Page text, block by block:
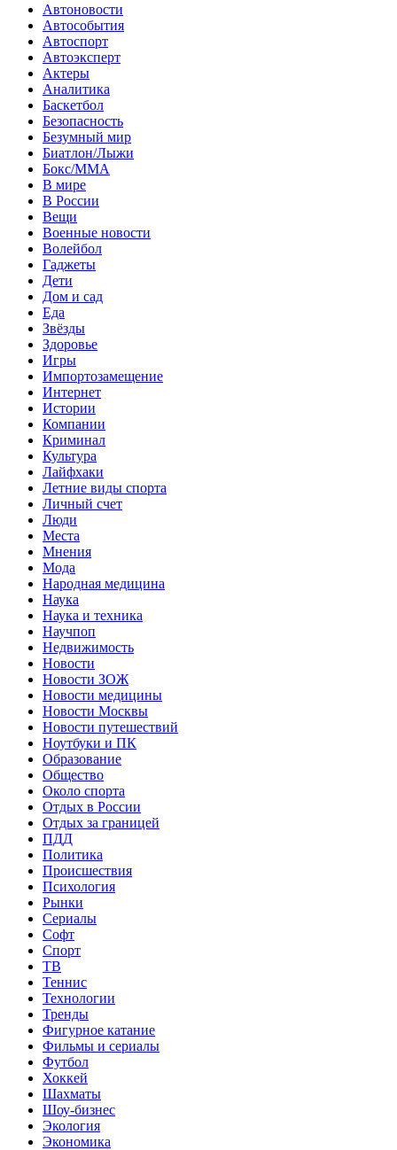
Автоновости
Автособытия
Автоспорт
Автоэксперт
Актеры
Аналитика
Баскетбол
Безопасность
Безумный мир
Биатлон/Лыжи
Бокс/MMA
В мире
В России
Вещи
Военные новости
Волейбол
Гаджеты
Дети
Дом и сад
Еда
Звёзды
Здоровье
Игры
Импортозамещение
Интернет
Истории
Компании
Криминал
Культура
Лайфхаки
Летние виды спорта
Личный счет
Люди
Места
Мнения
Мода
Народная медицина
Наука
Наука и техника
Научпоп
Недвижимость
Новости
Новости ЗОЖ
Новости медицины
Новости Москвы
Новости путешествий
Ноутбуки и ПК
Образование
Общество
Около спорта
Отдых в России
Отдых за границей
ПДД
Политика
Происшествия
Психология
Рынки
Сериалы
Софт
Спорт
ТВ
Теннис
Технологии
Тренды
Фигурное катание
Фильмы и сериалы
Футбол
Хоккей
Шахматы
Шоу-бизнес
Экология
Экономика